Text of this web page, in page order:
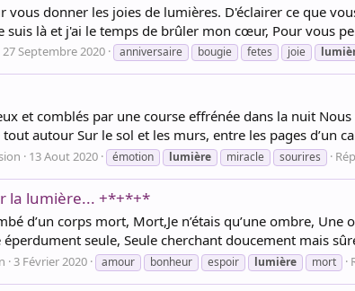
vous donner les joies de lumières. D'éclairer ce que
suis là et j'ai le temps de brûler mon cœur, Pour vous
27 Septembre 2020 anniversaire bougie fetes joie
et comblés par une course effrénée dans la nuit
tout autour Sur le sol et les murs, entre les pages d’un
13 Aout 2020 émotion lumière miracle sourires
la lumière... +*+*+*
d’un corps mort, Mort,Je n’étais qu’une ombre,
éperdument seule, Seule cherchant doucement mais
3 Février 2020 amour bonheur espoir lumière mort